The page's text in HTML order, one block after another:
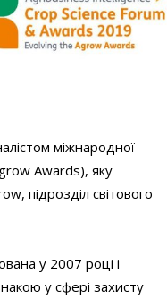
міжнародної
Awards), яку
підрозділ світового
у 2007 році і
у сфері захисту